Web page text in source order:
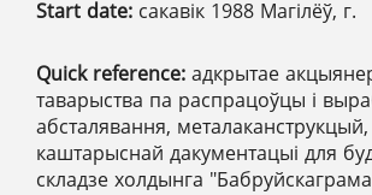
Start date: сакавік 1988 Магілёў, г.
Quick reference: адкрытае
таварыства па распрацоўцы і
абсталявання,
каштарыснай дакументацыі для
складзе холдынга